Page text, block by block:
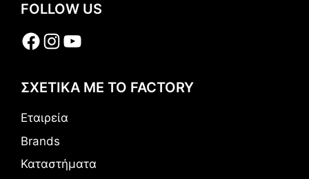
FOLLOW US
Facebook
Instagram
YouTube
ΣΧΕΤΙΚΑ ΜΕ ΤΟ FACTORY
Εταιρεία
Brands
Καταστήματα